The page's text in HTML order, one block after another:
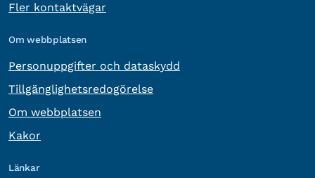
Fler kontaktvägar
Om webbplatsen
Personuppgifter och dataskydd
Tillgänglighetsredogörelse
Om webbplatsen
Kakor
Länkar